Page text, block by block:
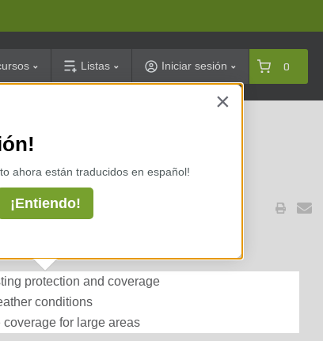
Listas Iniciar sesión 0
⇢
ft. 4 in.
protection and coverage
conditions
for large areas
×
ahora están traducidos en español!
¡Entiendo!